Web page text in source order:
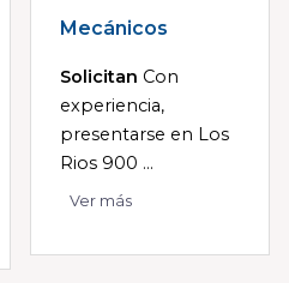
Mecánicos
Solicitan Con
experiencia,
presentarse en Los
Rios 900 ...
Ver más